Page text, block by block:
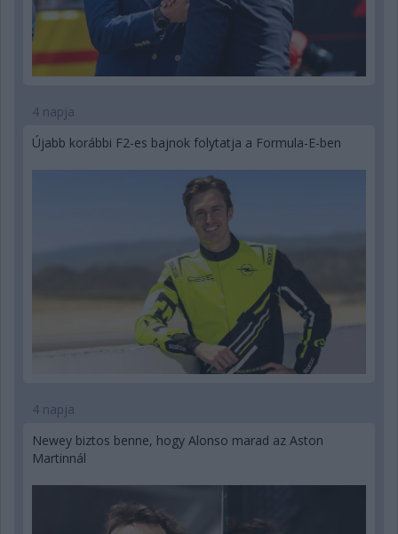
4 napja
Újabb korábbi F2-es bajnok folytatja a Formula-E-ben
4 napja
Newey biztos benne, hogy Alonso marad az Aston
Martinnál